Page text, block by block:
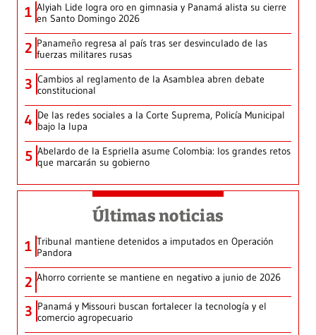
1 Alyiah Lide logra oro en gimnasia y Panamá alista su cierre
en Santo Domingo 2026
2 Panameño regresa al país tras ser desvinculado de las
fuerzas militares rusas
3 Cambios al reglamento de la Asamblea abren debate
constitucional
4 De las redes sociales a la Corte Suprema, Policía Municipal
bajo la lupa
5 Abelardo de la Espriella asume Colombia: los grandes retos
que marcarán su gobierno
Últimas noticias
1 Tribunal mantiene detenidos a imputados en Operación
Pandora
2 Ahorro corriente se mantiene en negativo a junio de 2026
3 Panamá y Missouri buscan fortalecer la tecnología y el
comercio agropecuario